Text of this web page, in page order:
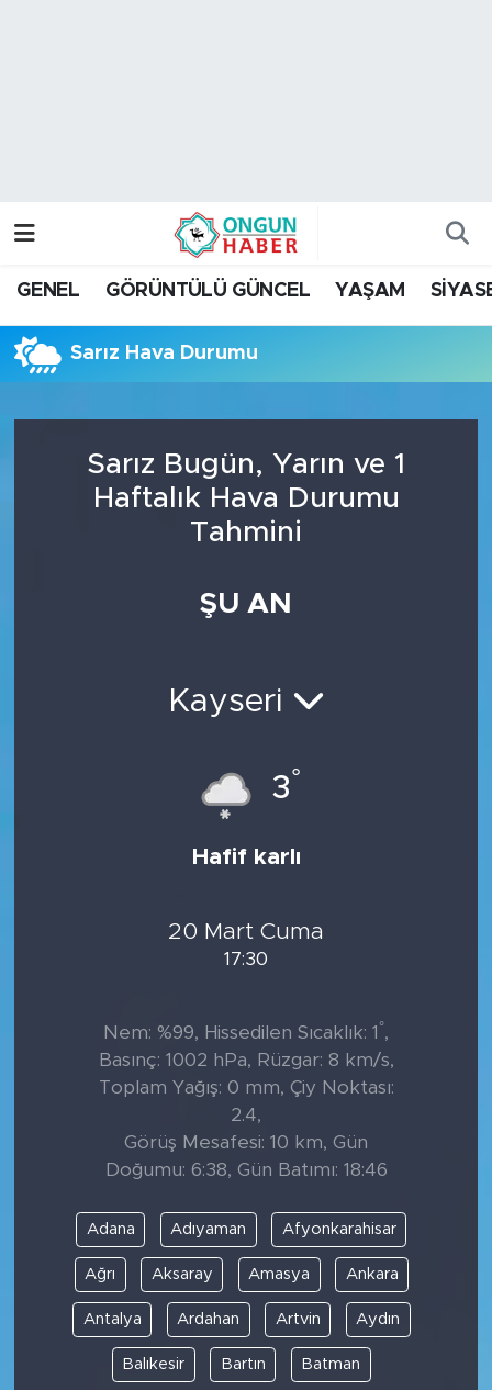
GENEL GÖRÜNTÜLÜ GÜNCEL YAŞAM
Sarız Hava Durumu
Sarız Bugün, Yarın ve 1
Haftalık Hava Durumu
Tahmini
ŞU AN
Kayseri
3°
Hafif karlı
20 Mart Cuma
17:30
Nem: %99, Hissedilen Sıcaklık: 1 °,
Basınç: 1002 hPa, Rüzgar: 8 km/s,
Toplam Yağış: 0 mm, Çiy Noktası:
2.4,
Görüş Mesafesi: 10 km, Gün
Doğumu: 6:38, Gün Batımı: 18:46
Adana Adıyaman Afyonkarahisar
Ağrı Aksaray Amasya Ankara
Antalya Ardahan Artvin Aydın
Balıkesir Bartın Batman
Trafik Durumu
Tüm Manşetler
Son Dakika Haberleri
Haber Arşivi